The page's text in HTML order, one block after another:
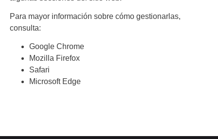
Para mayor información sobre cómo gestionarlas,
consulta:
Google Chrome
Mozilla Firefox
Safari
Microsoft Edge